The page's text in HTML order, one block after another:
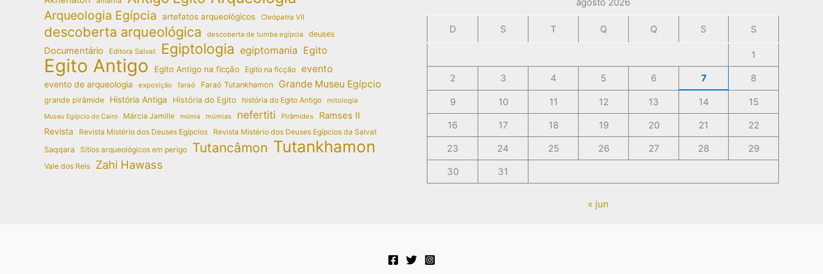
Arqueologia Egípcia artefatos arqueológicos Cleópatra VII
descoberta arqueológica descoberta de tumba egípcia deuses
Documentário Editora Salvat Egiptologia egiptomania Egito
Egito Antigo Egito Antigo na ficção Egito na ficção evento
evento de arqueologia exposição faraó Faraó Tutankhamon Grande Museu Egípcio
grande pirâmide História Antiga História do Egito história do Egito Antigo mitologia
Museu Egípcio do Cairo Márcia Jamille múmia múmias nefertiti Pirâmides Ramses II
Revista Revista Mistério dos Deuses Egípcios
Revista Mistério dos Deuses Egípcios da Salvat
Saqqara Sítios arqueológicos em perigo Tutancâmon Tutankhamon
Vale dos Reis Zahi Hawass
D S T Q Q S S
1
2
3 4 5 6 7 8
9 10 11 12 13 14
15
16
17 18 19 20 21
22
23
24 25 26 27 28
29
30
31
« jun